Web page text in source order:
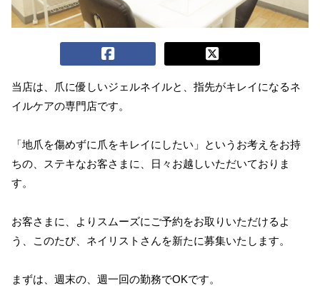
当店は、爪に優しいジェルネイルと、指先がキレイになるネ
イルケアの専門店です。
「地爪を傷めずに爪をキレイにしたい」というお考えをお持
ちの、ステキなお客さまに、日々お越しいただいておりま
す。
お客さまに、よりスムーズにご予約をお取りいただけるよ
う、このたび、ネイリストさんを新たに募集いたします。
まずは、週末の、週一回の勤務でOKです。